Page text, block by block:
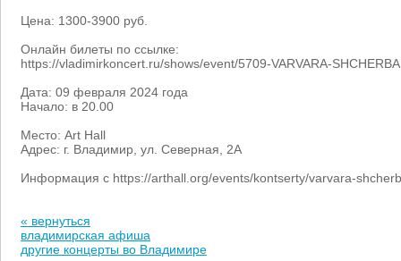
Цена: 1300-3900 руб.
Онлайн билеты по ссылке:
https://vladimirkoncert.ru/shows/event/5709-VARVARA-
Дата: 09 февраля 2024 года
Начало: в 20.00
Место: Art Hall
Адрес: г. Владимир, ул. Северная, 2А
Информация с https://arthall.org/events/kontserty/varvara-
« вернуться
владимирская афиша
другие концерты во Владимире